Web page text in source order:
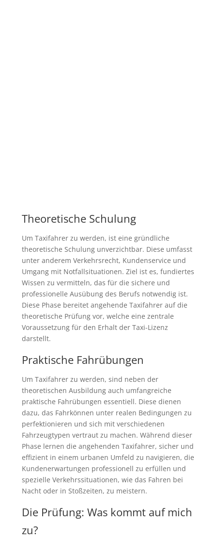
Theoretische Schulung
Um Taxifahrer zu werden, ist eine gründliche
theoretische Schulung unverzichtbar. Diese umfasst
unter anderem Verkehrsrecht, Kundenservice und
Umgang mit Notfallsituationen. Ziel ist es, fundiertes
Wissen zu vermitteln, das für die sichere und
professionelle Ausübung des Berufs notwendig ist.
Diese Phase bereitet angehende Taxifahrer auf die
theoretische Prüfung vor, welche eine zentrale
Voraussetzung für den Erhalt der Taxi-Lizenz
darstellt.
Praktische Fahrübungen
Um Taxifahrer zu werden, sind neben der
theoretischen Ausbildung auch umfangreiche
praktische Fahrübungen essentiell. Diese dienen
dazu, das Fahrkönnen unter realen Bedingungen zu
perfektionieren und sich mit verschiedenen
Fahrzeugtypen vertraut zu machen. Während dieser
Phase lernen die angehenden Taxifahrer, sicher und
effizient in einem urbanen Umfeld zu navigieren, die
Kundenerwartungen professionell zu erfüllen und
spezielle Verkehrssituationen, wie das Fahren bei
Nacht oder in Stoßzeiten, zu meistern.
Die Prüfung: Was kommt auf mich
zu?